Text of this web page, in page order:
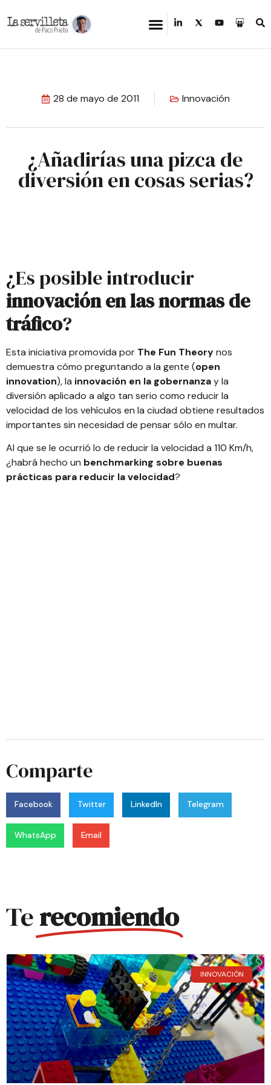
28 de mayo de 2011 Innovación
¿Añadirías una pizca de
diversión en cosas serias?
¿Es posible introducir
innovación en las normas de
tráfico?
Esta iniciativa promovida por The Fun Theorynos
demuestra cómo preguntando a la gente (open
innovation), la innovación en la gobernanzay la
diversión aplicado a algo tan serio como reducir la
velocidad de los vehículos en la ciudad obtiene resultados
importantes sin necesidad de pensar sólo en multar.
Al que se le ocurrió lo de reducir la velocidad a 110 Km/h,
¿habrá hecho un benchmarking sobre buenas
prácticas para reducir la velocidad?
Comparte
Facebook Twitter LinkedIn Telegram
WhatsApp Email
Terecomiendo
INNOVACIÓN